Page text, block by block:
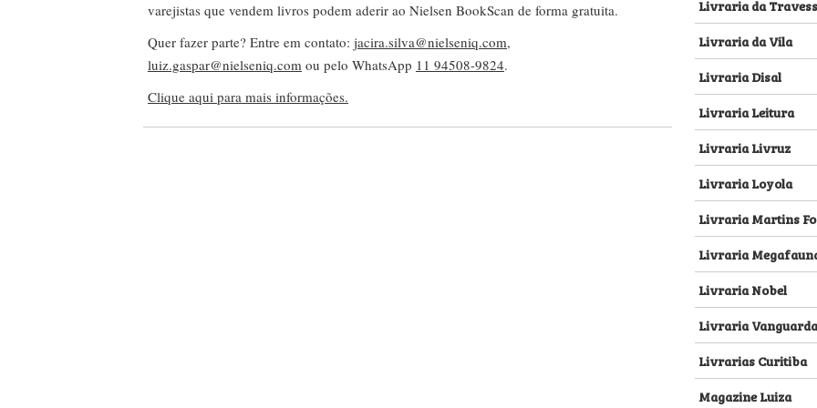
varejistas que vendem livros podem aderir ao Nielsen BookScan de forma gratuita.
Quer fazer parte? Entre em contato: jacira.silva@nielseniq.com,
luiz.gaspar@nielseniq.com ou pelo WhatsApp 11 94508-9824.
Clique aqui para mais informações.
Livraria da
Livraria da Vila
Livraria Disal
Livraria Leitura
Livraria Livruz
Livraria Loyola
Livraria Martins
Livraria
Livraria Nobel
Livraria Vanguarda
Livrarias Curitiba
Magazine Luiza